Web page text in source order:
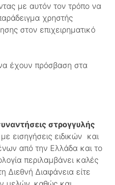
με αυτόν τον τρόπο να
χρηστής
στον επιχειρηματικό
έχουν πρόσβαση στα
στρογγυλής
εισηγήσεις ειδικών και
από την Ελλάδα και το
περιλαμβάνει καλές
Διεθνή Διαφάνεια είτε